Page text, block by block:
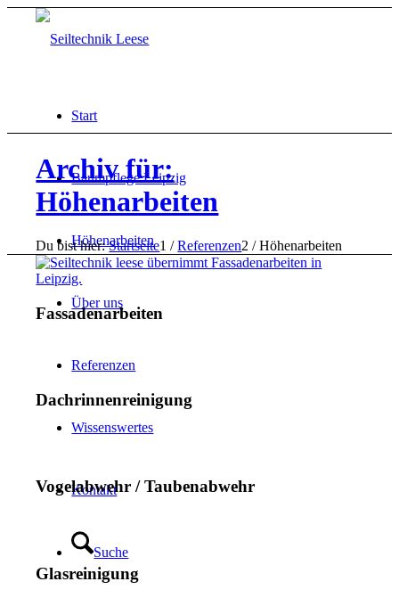
Start
Baumpflege Leipzig
Höhenarbeiten
Über uns
Referenzen
Wissenswertes
Kontakt
Suche
Archiv für:
Höhenarbeiten
Du bist hier: Startseite1 / Referenzen2 / Höhenarbeiten
Fassadenarbeiten
Dachrinnenreinigung
Vogelabwehr / Taubenabwehr
Glasreinigung